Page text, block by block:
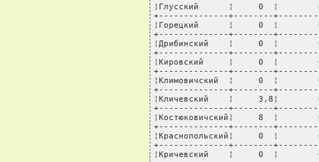
¦Глусский      ¦     0  ¦
+--------------+--------
¦Горецкий      ¦     0  ¦
+--------------+--------
¦Дрибинский    ¦     0  ¦
+--------------+--------
¦Кировский     ¦     0  ¦
+--------------+--------
¦Климовичский  ¦     0  ¦
+--------------+--------
¦Кличевский    ¦     3,8¦
+--------------+--------
¦Костюковичский¦     8
+--------------+--------
¦Краснопольский¦     0  ¦
+--------------+--------
¦Кричевский    ¦     0  ¦